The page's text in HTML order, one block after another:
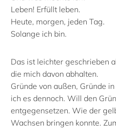
Leben! Erfüllt leben.
Heute, morgen, jeden Tag.
Solange ich bin.
Das ist leichter geschrieben
die mich davon abhalten.
Gründe von außen, Gründe
ich es dennoch. Will den
entgegensetzen. Wie der
Wachsen bringen konnte.